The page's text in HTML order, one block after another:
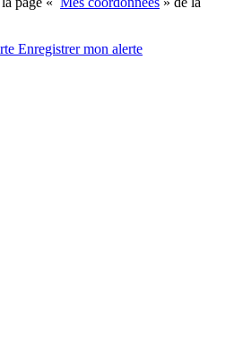
Enregistrermon alerte